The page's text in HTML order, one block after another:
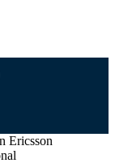
Ericsson